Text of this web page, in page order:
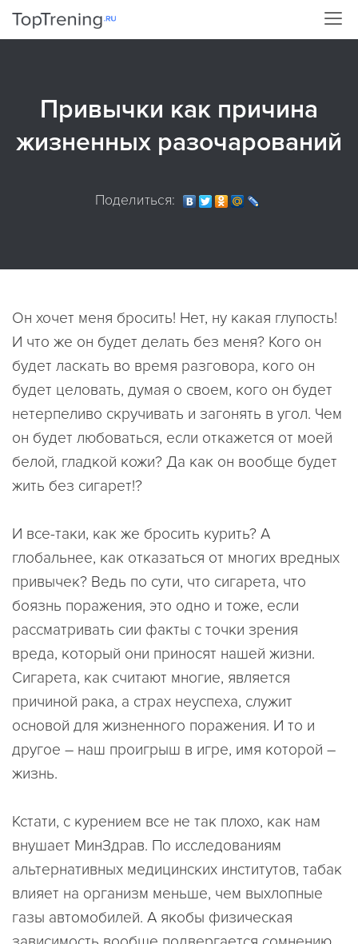
Привычки как причина
жизненных разочарований
Поделиться:
Он хочет меня бросить! Нет, ну какая глупость!
И что же он будет делать без меня? Кого он
будет ласкать во время разговора, кого он
будет целовать, думая о своем, кого он будет
нетерпеливо скручивать и загонять в угол. Чем
он будет любоваться, если откажется от моей
белой, гладкой кожи? Да как он вообще будет
жить без сигарет!?
И все-таки, как же бросить курить? А
глобальнее, как отказаться от многих вредных
привычек? Ведь по сути, что сигарета, что
боязнь поражения, это одно и тоже, если
рассматривать сии факты с точки зрения
вреда, который они приносят нашей жизни.
Сигарета, как считают многие, является
причиной рака, а страх неуспеха, служит
основой для жизненного поражения. И то и
другое – наш проигрыш в игре, имя которой –
жизнь.
Кстати, с курением все не так плохо, как нам
внушает МинЗдрав. По исследованиям
альтернативных медицинских институтов, табак
влияет на организм меньше, чем выхлопные
газы автомобилей. А якобы физическая